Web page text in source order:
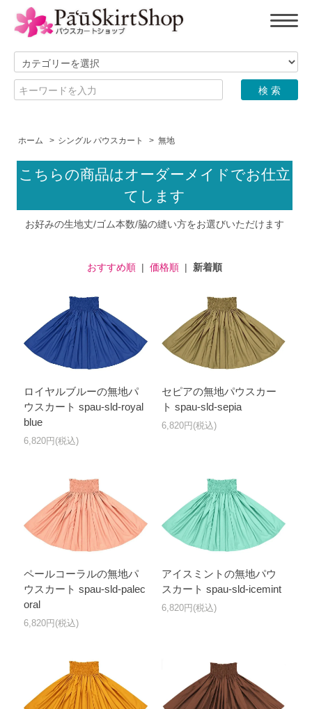
ホーム > シングル パウスカート > 無地
こちらの商品はオーダーメイドでお仕立
てします
お好みの生地丈/ゴム本数/脇の縫い方をお選びいただけます
おすすめ順| 価格順| 新着順
ロイヤルブルーの無地パ
ウスカート spau-sld-royal
blue
6,820円(税込)
セピアの無地パウスカー
ト spau-sld-sepia
6,820円(税込)
ペールコーラルの無地パ
ウスカート spau-sld-palec
oral
6,820円(税込)
アイスミントの無地パウ
スカート spau-sld-icemint
6,820円(税込)